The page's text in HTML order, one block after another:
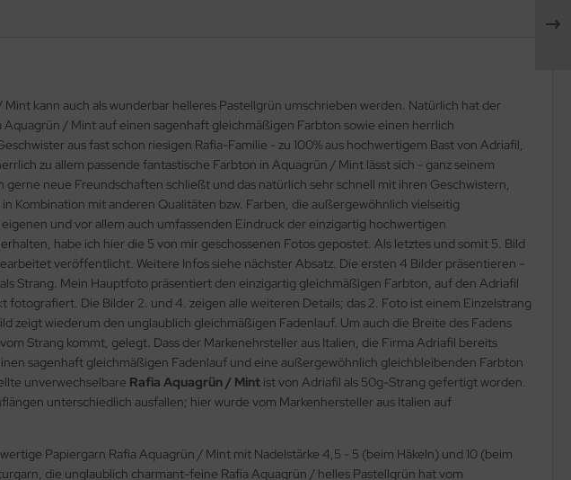
kann auch als wunderbar helleres Pastellgrün umschrieben werden. Natürlich hat der
/ Mint auf einen sagenhaft gleichmäßigen Farbton sowie einen herrlich
aus fast schon riesigen Rafia-Familie - zu 100% aus hochwertigem Bast von Adriafil,
zu allem passende fantastische Farbton in Aquagrün / Mint lässt sich - ganz seinem
neue Freundschaften schließt und das natürlich sehr schnell mit ihren Geschwistern,
Kombination mit anderen Qualitäten bzw. Farben, die außergewöhnlich vielseitig
und vor allem auch umfassenden Eindruck der einzigartig hochwertigen
habe ich hier die 5 von mir geschossenen Fotos gepostet. Als letztes und somit 5. Bild
veröffentlicht. Weitere Infos siehe nächster Absatz. Die ersten 4 Bilder präsentieren -
Strang. Mein Hauptfoto präsentiert den einzigartig gleichmäßigen Farbton, auf den Adriafil
Die Bilder 2. und 4. zeigen alle weiteren Details; das 2. Foto ist einem Einzelstrang
zeigt wiederum den unglaublich gleichmäßigen Fadenlauf. Um auch die Breite des Fadens
Strang kommt, gelegt. Dass der Markenehrsteller aus Italien, die Firma Adriafil bereits
sagenhaft gleichmäßigen Fadenlauf und eine außergewöhnlich gleichbleibenden Farbton
unverwechselbare Rafia Aquagrün / Mint ist von Adriafil als 50g-Strang gefertigt worden.
unterschiedlich ausfallen; hier wurde vom Markenhersteller aus Italien auf
Papiergarn Rafia Aquagrün / Mint mit Nadelstärke 4,5 - 5 (beim Häkeln) und 10 (beim
die unglaublich charmant-feine Rafia Aquagrün / helles Pastellgrün hat vom